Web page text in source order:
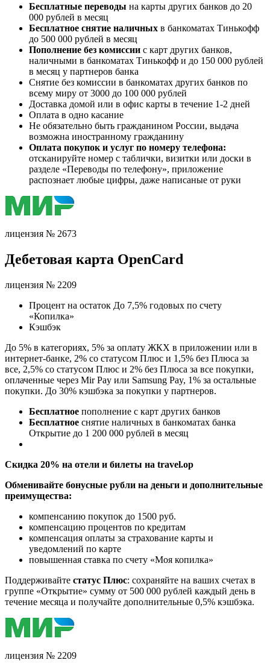
Бесплатные переводы на карты других банков до 20
000 рублей в месяц
Бесплатное снятие наличных в банкоматах Тинькофф
до 500 000 рублей в месяц
Пополнение без комиссии с карт других банков,
наличными в банкоматах Тинькофф и до 150 000 рублей
в месяц у партнеров банка
Снятие без комиссии в банкоматах других банков по
всему миру от 3000 до 100 000 рублей
Доставка домой или в офис карты в течение 1-2 дней
Оплата в одно касание
Не обязательно быть гражданином России, выдача
возможна иностранному гражданину
Оплата покупок и услуг по номеру телефона:
отсканируйте номер с таблички, визитки или доски в
разделе «Переводы по телефону», приложение
распознает любые цифры, даже написаные от руки
лицензия № 2673
Дебетовая карта OpenCard
лицензия № 2209
Процент на остаток До 7,5% годовых по счету
«Копилка»
Кэшбэк
До 5% в категориях, 5% за оплату ЖКХ в приложении или в
интернет-банке, 2% со статусом Плюс и 1,5% без Плюса за
все, 2,5% со статусом Плюс и 2% без Плюса за все покупки,
оплаченные через Mir Pay или Samsung Pay, 1% за остальные
покупки. До 30% кэшбэка за покупки у партнеров.
Бесплатное пополнение с карт других банков
Бесплатное снятие наличных в банкоматах банка
Открытие до 1 200 000 рублей в месяц
Скидка 20% на отели и билеты на travel.op
Обменивайте бонусные рубли на деньги и дополнительные
преимущества:
компенсанию покупок до 1500 руб.
компенсацию процентов по кредитам
компенсация оплаты за страхование карты и
уведомлений по карте
повышенная ставка по счету «Моя копилка»
Поддерживайте статус Плюс: сохраняйте на ваших счетах в
группе «Открытиe» сумму от 500 000 рублей каждый день в
течение месяца и получайте дополнительные 0,5% кэшбэка.
лицензия № 2209